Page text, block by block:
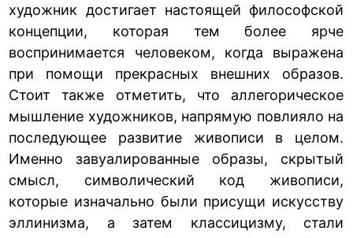
художник достигает настоящей философской
концепции, которая тем более ярче
воспринимается человеком, когда выражена
при помощи прекрасных внешних образов.
Стоит также отметить, что аллегорическое
мышление художников, напрямую повлияло на
последующее развитие живописи в целом.
Именно завуалированные образы, скрытый
смысл, символический код живописи,
которые изначально были присущи искусству
эллинизма, а затем классицизму, стали